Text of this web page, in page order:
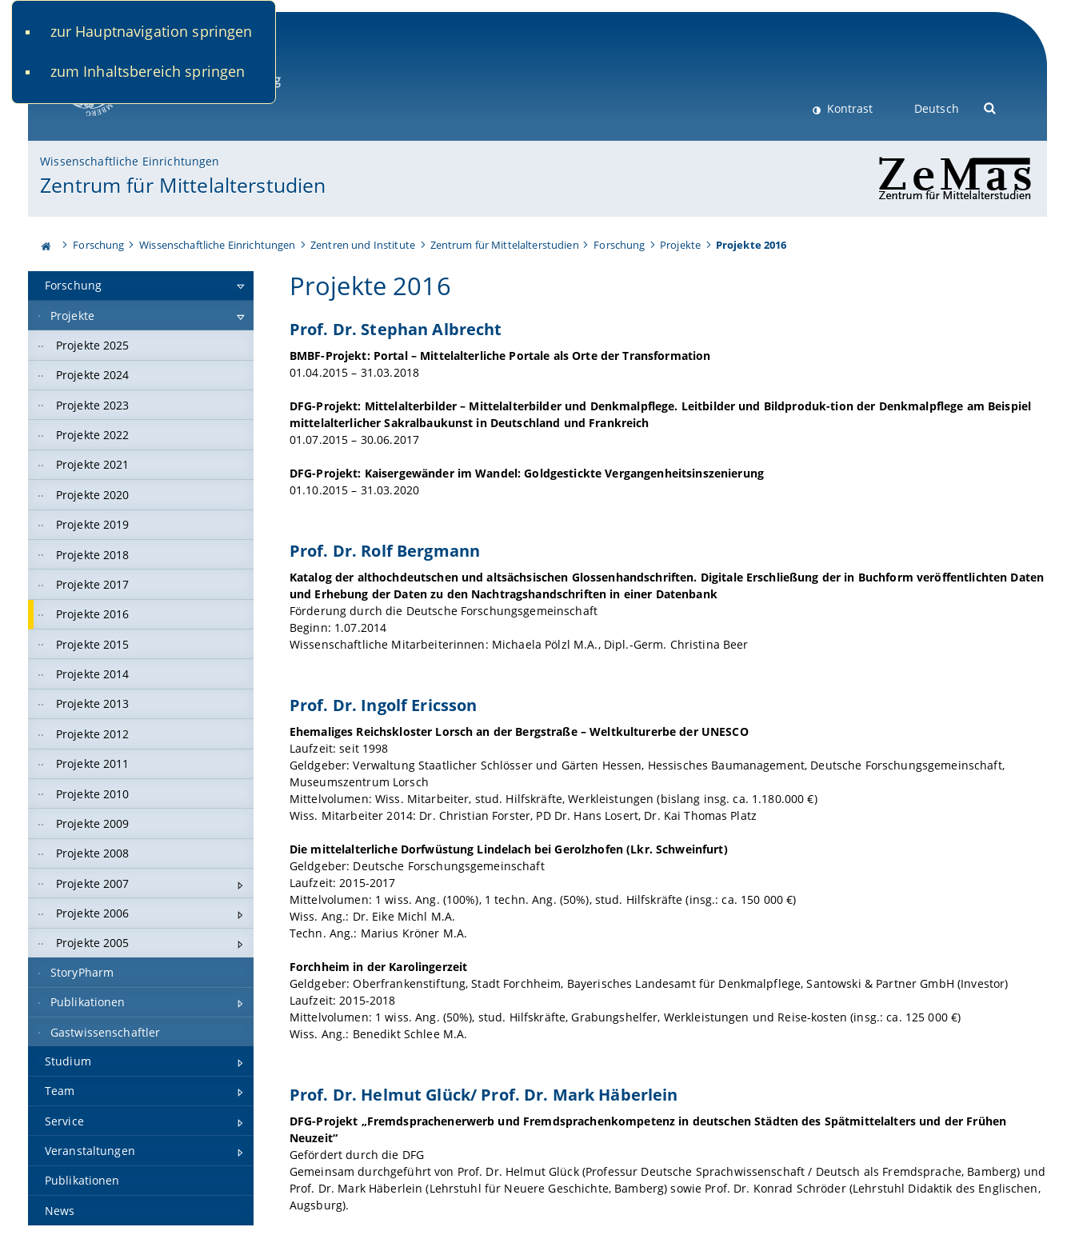
zur Hauptnavigation springen
zum Inhaltsbereich springen
Kontrast Deutsch
Wissenschaftliche Einrichtungen
Zentrum für Mittelalterstudien
Forschung Wissenschaftliche Einrichtungen Zentren und Institute Zentrum für Mittelalterstudien Forschung Projekte Projekte 2016
Forschung
Projekte
Projekte 2025
Projekte 2024
Projekte 2023
Projekte 2022
Projekte 2021
Projekte 2020
Projekte 2019
Projekte 2018
Projekte 2017
Projekte 2016
Projekte 2015
Projekte 2014
Projekte 2013
Projekte 2012
Projekte 2011
Projekte 2010
Projekte 2009
Projekte 2008
Projekte 2007
Projekte 2006
Projekte 2005
StoryPharm
Publikationen
Gastwissenschaftler
Studium
Team
Service
Veranstaltungen
Publikationen
News
Projekte 2016
Prof. Dr. Stephan Albrecht
BMBF-Projekt: Portal – Mittelalterliche Portale als Orte der Transformation
01.04.2015 – 31.03.2018
DFG-Projekt: Mittelalterbilder – Mittelalterbilder und Denkmalpflege. Leitbilder und Bildproduk-tion der Denkmalpflege am Beispiel
mittelalterlicher Sakralbaukunst in Deutschland und Frankreich
01.07.2015 – 30.06.2017
DFG-Projekt: Kaisergewänder im Wandel: Goldgestickte Vergangenheitsinszenierung
01.10.2015 – 31.03.2020
Prof. Dr. Rolf Bergmann
Katalog der althochdeutschen und altsächsischen Glossenhandschriften. Digitale Erschließung der in Buchform veröffentlichten Daten
und Erhebung der Daten zu den Nachtragshandschriften in einer Datenbank
Förderung durch die Deutsche Forschungsgemeinschaft
Beginn: 1.07.2014
Wissenschaftliche Mitarbeiterinnen: Michaela Pölzl M.A., Dipl.-Germ. Christina Beer
Prof. Dr. Ingolf Ericsson
Ehemaliges Reichskloster Lorsch an der Bergstraße – Weltkulturerbe der UNESCO
Laufzeit: seit 1998
Geldgeber: Verwaltung Staatlicher Schlösser und Gärten Hessen, Hessisches Baumanagement, Deutsche Forschungsgemeinschaft,
Museumszentrum Lorsch
Mittelvolumen: Wiss. Mitarbeiter, stud. Hilfskräfte, Werkleistungen (bislang insg. ca. 1.180.000 €)
Wiss. Mitarbeiter 2014: Dr. Christian Forster, PD Dr. Hans Losert, Dr. Kai Thomas Platz
Die mittelalterliche Dorfwüstung Lindelach bei Gerolzhofen (Lkr. Schweinfurt)
Geldgeber: Deutsche Forschungsgemeinschaft
Laufzeit: 2015-2017
Mittelvolumen: 1 wiss. Ang. (100%), 1 techn. Ang. (50%), stud. Hilfskräfte (insg.: ca. 150 000 €)
Wiss. Ang.: Dr. Eike Michl M.A.
Techn. Ang.: Marius Kröner M.A.
Forchheim in der Karolingerzeit
Geldgeber: Oberfrankenstiftung, Stadt Forchheim, Bayerisches Landesamt für Denkmalpflege, Santowski & Partner GmbH (Investor)
Laufzeit: 2015-2018
Mittelvolumen: 1 wiss. Ang. (50%), stud. Hilfskräfte, Grabungshelfer, Werkleistungen und Reise-kosten (insg.: ca. 125 000 €)
Wiss. Ang.: Benedikt Schlee M.A.
Prof. Dr. Helmut Glück/ Prof. Dr. Mark Häberlein
DFG-Projekt „Fremdsprachenerwerb und Fremdsprachenkompetenz in deutschen Städten des Spätmittelalters und der Frühen
Neuzeit“
Gefördert durch die DFG
Gemeinsam durchgeführt von Prof. Dr. Helmut Glück (Professur Deutsche Sprachwissenschaft / Deutsch als Fremdsprache, Bamberg) und
Prof. Dr. Mark Häberlein (Lehrstuhl für Neuere Geschichte, Bamberg) sowie Prof. Dr. Konrad Schröder (Lehrstuhl Didaktik des Englischen,
Augsburg).